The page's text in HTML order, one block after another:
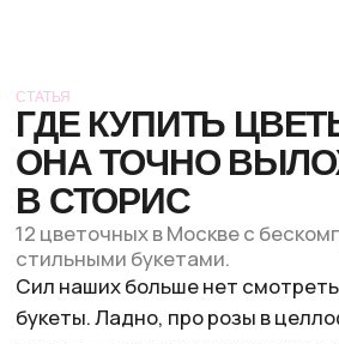
букеты. Ладно, про розы в целлофане
поняли — но это не значит, что любые
композиции по определению хорошие.
этот текст, чтобы вы знали, в каких
сделают такой букет, что
захочется похвастаться им в
даже написать про вас что-то хорошее
только она и еще две ее подруги.